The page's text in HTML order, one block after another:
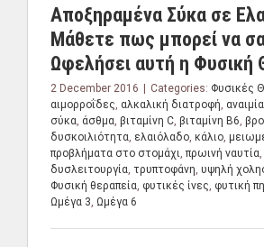
Αποξηραμένα Σύκα σε
Μάθετε πως μπορεί να
Ωφελήσει αυτή η Φυσική
2 December 2016 | Categories: Φυσικές
αιμορροΐδες αλκαλική διατροφή αναιμία
σύκα άσθμα βιταμίνη C βιταμίνη Β6
δυσκοιλιότητα ελαιόλαδο κάλιο
προβλήματα στο στομάχι ,πρωινή ναυτία
δυσλειτουργία τρυπτοφάνη υψηλή
Φυσική θεραπεία φυτικές ίνες φυτική
Ωμέγα 3 Ωμέγα 6